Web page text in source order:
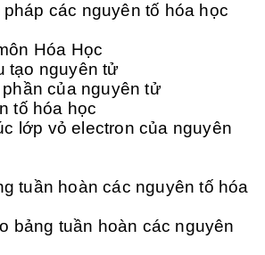
các nguyên tố hóa học
Hóa Học
tạo nguyên tử
của nguyên tử
tố hóa học
lớp vỏ electron của nguyên
tuần hoàn các nguyên tố hóa
bảng tuần hoàn các nguyên